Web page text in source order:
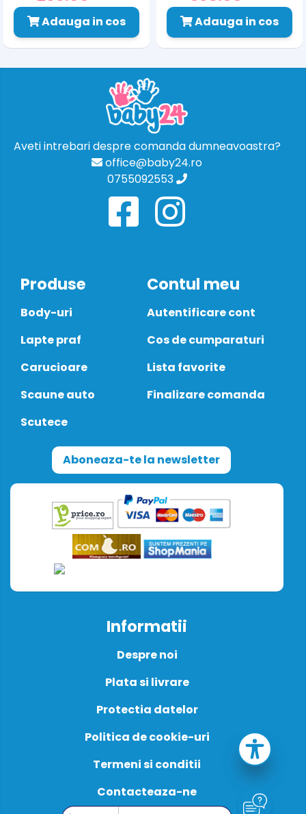
Adauga in cos Adauga in cos
Aveti intrebari despre comanda dumneavoastra?
office@baby24.ro
0755092553
Produse
Body-uri
Lapte praf
Carucioare
Scaune auto
Scutece
Contul meu
Autentificare cont
Cos de cumparaturi
Lista favorite
Finalizare comanda
Aboneaza-te la newsletter
Informatii
Despre noi
Plata si livrare
Protectia datelor
Politica de cookie-uri
Termeni si conditii
Contacteaza-ne